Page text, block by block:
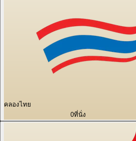
คลองไทย
0ที่นั่ง